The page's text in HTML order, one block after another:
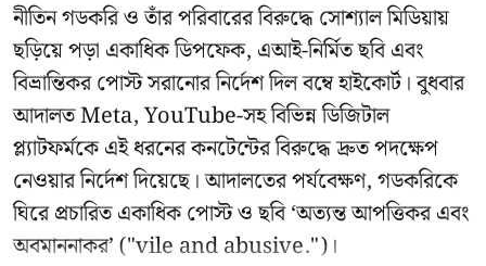
নীতিন গডকরি ও তাঁর পরিবারের বিরুদ্ধে সোশ্যাল মিডিয়ায়
ছড়িয়ে পড়া একাধিক ডিপফেক, এআই-নির্মিত ছবি এবং
বিভ্রান্তিকর পোস্ট সরানোর নির্দেশ দিল বম্বে হাইকোর্ট। বুধবার
আদালত Meta, YouTube-সহ বিভিন্ন ডিজিটাল
প্ল্যাটফর্মকে এই ধরনের কনটেন্টের বিরুদ্ধে দ্রুত পদক্ষেপ
নেওয়ার নির্দেশ দিয়েছে। আদালতের পর্যবেক্ষণ, গডকরিকে
ঘিরে প্রচারিত একাধিক পোস্ট ও ছবি ‘অত্যন্ত আপত্তিকর এবং
অবমাননাকর’ ("vile and abusive.")।